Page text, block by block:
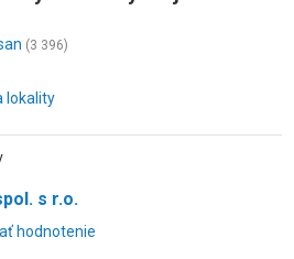
(3 396)
lokality
s r.o.
hodnotenie